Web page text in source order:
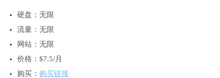
硬盘：无限
流量：无限
网站：无限
价格：$7.5/月
购买： 购买链接